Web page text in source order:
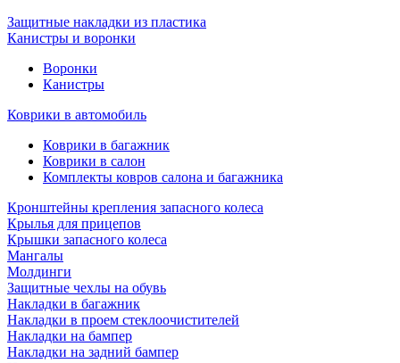
Защитные накладки из пластика
Канистры и воронки
Воронки
Канистры
Коврики в автомобиль
Коврики в багажник
Коврики в салон
Комплекты ковров салона и багажника
Кронштейны крепления запасного колеса
Крылья для прицепов
Крышки запасного колеса
Мангалы
Молдинги
Защитные чехлы на обувь
Накладки в багажник
Накладки в проем стеклоочистителей
Накладки на бампер
Накладки на задний бампер